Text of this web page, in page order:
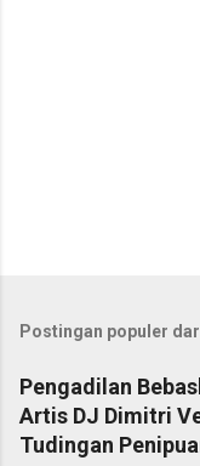
Postingan populer
Pengadilan
Artis DJ Dimitri
Tudingan